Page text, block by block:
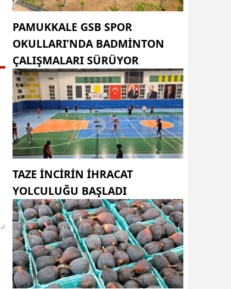
PAMUKKALE GSB SPOR
OKULLARI’NDA BADMINTON
ÇALIŞMALARI SÜRÜYOR
TAZE INCIRIN IHRACAT
YOLCULUĞU BAŞLADI